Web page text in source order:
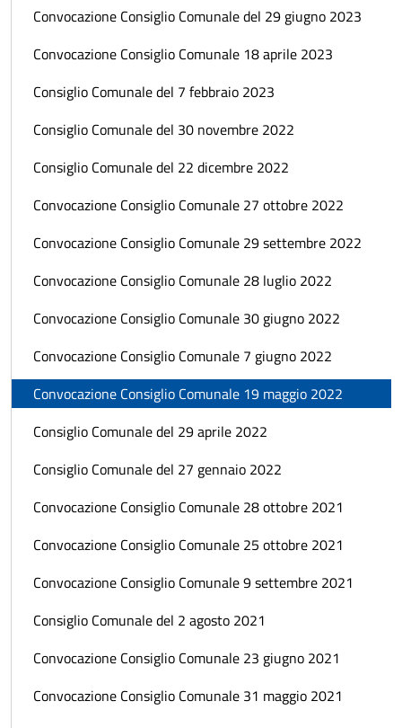
Convocazione Consiglio Comunale del 29 giugno 2023
Convocazione Consiglio Comunale 18 aprile 2023
Consiglio Comunale del 7 febbraio 2023
Consiglio Comunale del 30 novembre 2022
Consiglio Comunale del 22 dicembre 2022
Convocazione Consiglio Comunale 27 ottobre 2022
Convocazione Consiglio Comunale 29 settembre 2022
Convocazione Consiglio Comunale 28 luglio 2022
Convocazione Consiglio Comunale 30 giugno 2022
Convocazione Consiglio Comunale 7 giugno 2022
Convocazione Consiglio Comunale 19 maggio 2022
Consiglio Comunale del 29 aprile 2022
Consiglio Comunale del 27 gennaio 2022
Convocazione Consiglio Comunale 28 ottobre 2021
Convocazione Consiglio Comunale 25 ottobre 2021
Convocazione Consiglio Comunale 9 settembre 2021
Consiglio Comunale del 2 agosto 2021
Convocazione Consiglio Comunale 23 giugno 2021
Convocazione Consiglio Comunale 31 maggio 2021